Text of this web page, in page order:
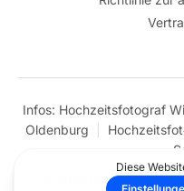
Infos: Hochzeitsfotograf
Oldenburg
© 2026 Copyright –